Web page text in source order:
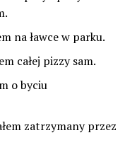
na ławce w parku.
całej pizzy sam.
o byciu
zatrzymany przez